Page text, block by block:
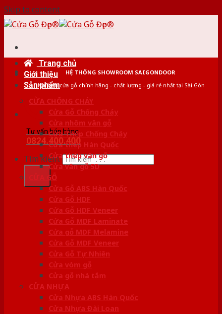
Skip to content
HỆ THỐNG SHOWROOM SAIGONDOOR
Nơi bán cửa gỗ chính hãng - chất lượng - giá rẻ nhất tại Sài Gòn
Tư vấn bán hàng
0824.400.400
Tìm kiếm:
Trang chủ
Giới thiệu
Sản phẩm
CỬA CHỐNG CHÁY
Cửa Gỗ Chống Cháy
Cửa nhôm vân gỗ
Cửa Thép Chống Cháy
Cửa thép Hàn Quốc
Cửa thép vân gỗ
Cửa vân gỗ 5D
CỬA GỖ
Cửa Gỗ ABS Hàn Quốc
Cửa Gỗ HDF
Cửa Gỗ HDF Veneer
Cửa Gỗ MDF Laminate
Cửa gỗ MDF Melamine
Cửa Gỗ MDF Veneer
Cửa Gỗ Tự Nhiên
Cửa vòm gỗ
Cửa gỗ nhà tắm
CỬA NHỰA
Cửa Nhựa ABS Hàn Quốc
Cửa Nhựa Đài Loan